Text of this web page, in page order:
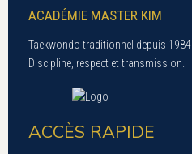
ACADÉMIE MASTER KIM
Taekwondo traditionnel depuis 1984.
Discipline, respect et transmission.
ACCÈS RAPIDE